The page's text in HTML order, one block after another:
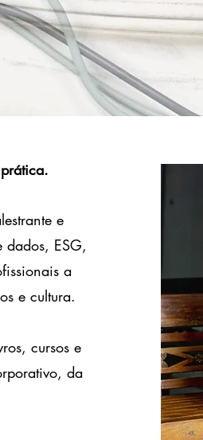
e
dados, ESG,
a
e cultura.
cursos e
da